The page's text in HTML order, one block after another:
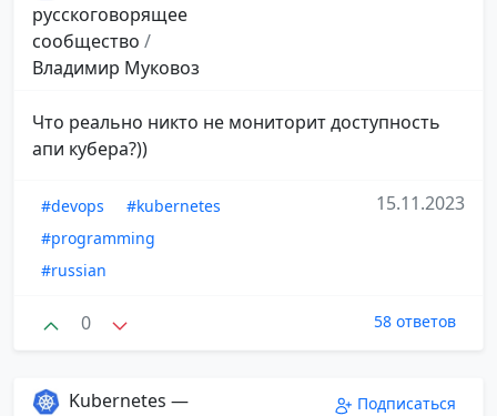
русскоговорящее
сообщество /
Владимир Муковоз
Что реально никто не мониторит доступность
апи кубера?))
#devops
#kubernetes
#programming
#russian
15.11.2023
0 58 ответов
Kubernetes —
Подписаться